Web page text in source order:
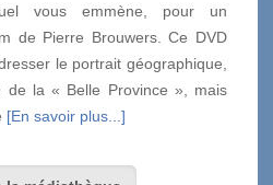
vous emmène, pour un
de Pierre Brouwers. Ce DVD
le portrait géographique,
de la « Belle Province », mais
[En savoir plus...]